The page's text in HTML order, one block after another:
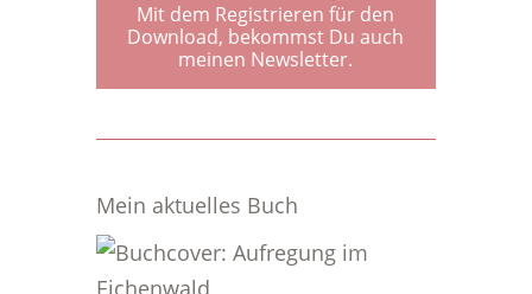
Mit dem Registrieren für den
Download, bekommst Du auch
meinen Newsletter.
Mein aktuelles Buch